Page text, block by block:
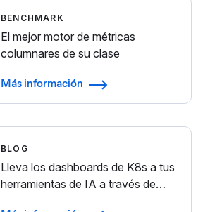
BENCHMARK
El mejor motor de métricas
columnares de su clase
Más información
BLOG
Lleva los dashboards de K8s a tus
herramientas de IA a través de